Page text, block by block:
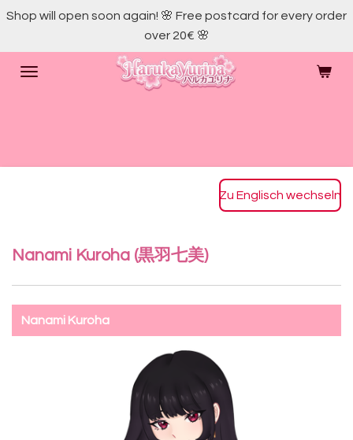
Skip
main
content
Shop will open soon again! 🌸 Free postcard for every order
over 20€ 🌸
Zu Englisch wechseln
Nanami Kuroha (黒羽七美)
Nanami Kuroha